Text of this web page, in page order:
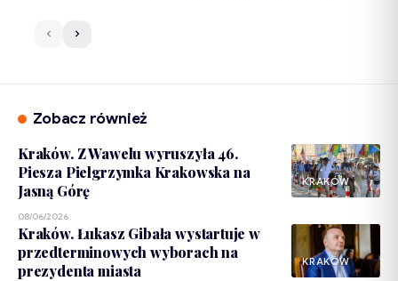
Zobacz również
KRAKÓW
Kraków. Z Wawelu wyruszyła 46.
Piesza Pielgrzymka Krakowska na
Jasną Górę
08/06/2026
KRAKÓW
Kraków. Łukasz Gibała wystartuje w
przedterminowych wyborach na
prezydenta miasta